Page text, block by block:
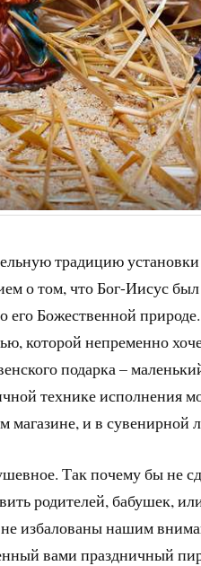
традицию
о том, что Бог-Иисус
его Божественной
которой непременно
подарка –
технике исполнения
магазине, и в сувенирной
Так почему бы не
родителей, бабушек,
избалованы нашим
вами праздничный